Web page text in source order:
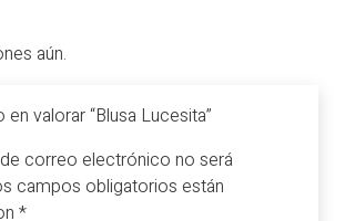
aún.
valorar “Blusa Lucesita”
correo electrónico no será
campos obligatorios están
*